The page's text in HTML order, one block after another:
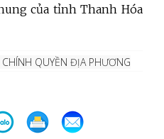
của tỉnh Thanh Hóa
CHÍNH QUYỀN ĐỊA PHƯƠNG